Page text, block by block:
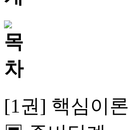
[1권] 핵심이론